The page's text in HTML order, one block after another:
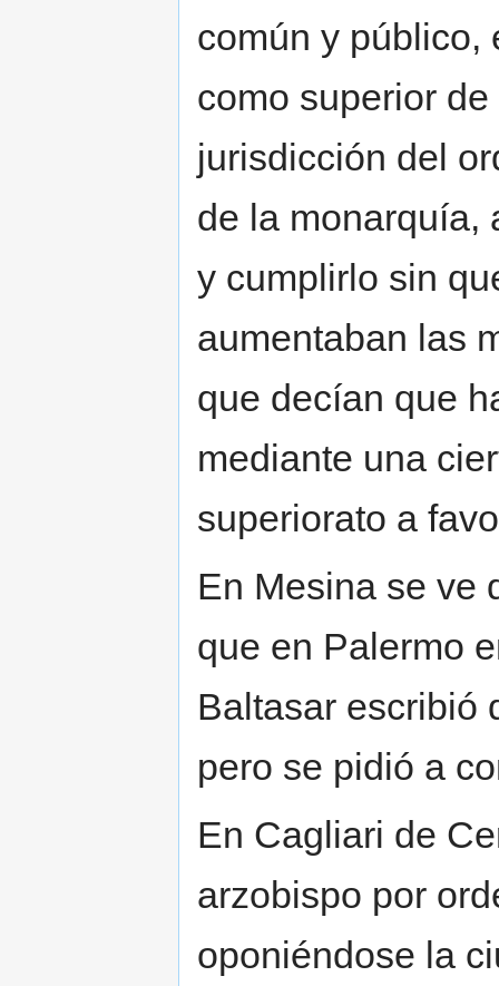
común y público,
como superior
jurisdicción del
de la monarquía,
y cumplirlo sin
aumentaban las
que decían que
mediante una
superiorato a
En Mesina se ve
que en Palermo
Baltasar escribió
pero se pidió a
En Cagliari de
arzobispo por
oponiéndose la